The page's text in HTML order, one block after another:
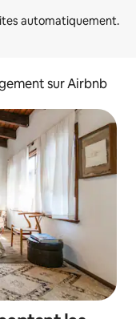
sur Airbnb